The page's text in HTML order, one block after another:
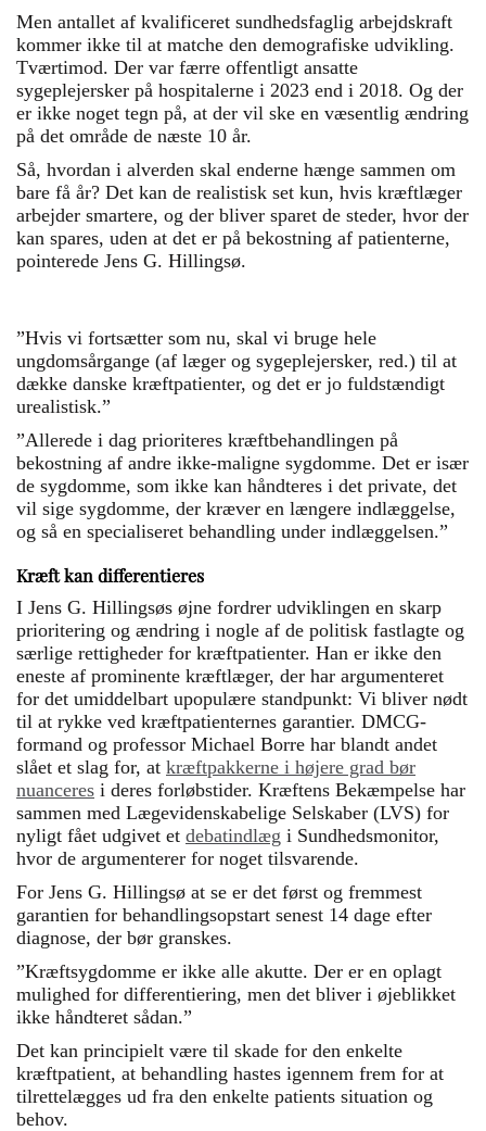
Men antallet af kvalificeret sundhedsfaglig arbejdskraft
kommer ikke til at matche den demografiske udvikling.
Tværtimod. Der var færre offentligt ansatte
sygeplejersker på hospitalerne i 2023 end i 2018. Og der
er ikke noget tegn på, at der vil ske en væsentlig ændring
på det område de næste 10 år.
Så, hvordan i alverden skal enderne hænge sammen om
bare få år? Det kan de realistisk set kun, hvis kræftlæger
arbejder smartere, og der bliver sparet de steder, hvor der
kan spares, uden at det er på bekostning af patienterne,
pointerede Jens G. Hillingsø.
”Hvis vi fortsætter som nu, skal vi bruge hele
ungdomsårgange (af læger og sygeplejersker, red.) til at
dække danske kræftpatienter, og det er jo fuldstændigt
urealistisk.”
”Allerede i dag prioriteres kræftbehandlingen på
bekostning af andre ikke-maligne sygdomme. Det er især
de sygdomme, som ikke kan håndteres i det private, det
vil sige sygdomme, der kræver en længere indlæggelse,
og så en specialiseret behandling under indlæggelsen.”
Kræft kan differentieres
I Jens G. Hillingsøs øjne fordrer udviklingen en skarp
prioritering og ændring i nogle af de politisk fastlagte og
særlige rettigheder for kræftpatienter. Han er ikke den
eneste af prominente kræftlæger, der har argumenteret
for det umiddelbart upopulære standpunkt: Vi bliver nødt
til at rykke ved kræftpatienternes garantier. DMCG-
formand og professor Michael Borre har blandt andet
slået et slag for, at kræftpakkerne i højere grad bør
nuanceres i deres forløbstider. Kræftens Bekæmpelse har
sammen med Lægevidenskabelige Selskaber (LVS) for
nyligt fået udgivet et debatindlæg i Sundhedsmonitor,
hvor de argumenterer for noget tilsvarende.
For Jens G. Hillingsø at se er det først og fremmest
garantien for behandlingsopstart senest 14 dage efter
diagnose, der bør granskes.
”Kræftsygdomme er ikke alle akutte. Der er en oplagt
mulighed for differentiering, men det bliver i øjeblikket
ikke håndteret sådan.”
Det kan principielt være til skade for den enkelte
kræftpatient, at behandling hastes igennem frem for at
tilrettelægges ud fra den enkelte patients situation og
behov.